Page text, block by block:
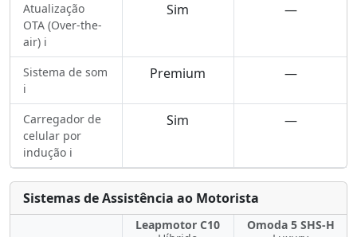
Atualização
OTA (Over-the-
air) ℹ️
Sim —
Sistema de som
ℹ️
Premium —
Carregador de
celular por
indução ℹ️
Sim —
Sistemas de Assistência ao Motorista
Leapmotor C10
Omoda 5 SHS-H